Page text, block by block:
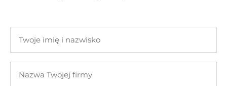
imię
nazwisko
Twojej